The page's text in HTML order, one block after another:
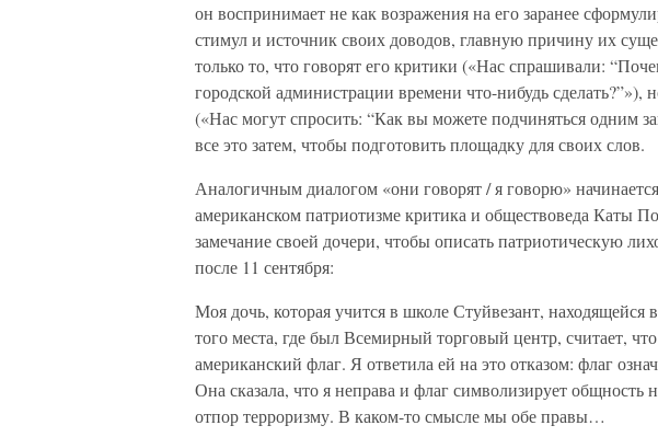
он воспринимает не как возражения на его заранее
стимул и источник своих доводов, главную причину их
только то, что говорят его критики («Нас спрашивали:
городской администрации времени что-нибудь сделать?”»),
(«Нас могут спросить: “Как вы можете подчиняться одним
все это затем, чтобы подготовить площадку для своих слов.
Аналогичным диалогом «они говорят / я говорю»
американском патриотизме критика и обществоведа Каты
замечание своей дочери, чтобы описать патриотическую
после 11 сентября:
Моя дочь, которая учится в школе Стуйвезант, находящейся
того места, где был Всемирный торговый центр, считает,
американский флаг. Я ответила ей на это отказом: флаг
Она сказала, что я неправа и флаг символизирует общность
отпор терроризму. В каком-то смысле мы обе правы…